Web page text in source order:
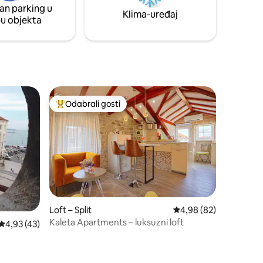
minuta hoda.
parking u
objekta
Klima-uređaj
ocjena: 4,93/5, recenzija: 43
4,93 (43)
Među najviše rangiranima s oznakom „Odabrali gosti”
Odabrali gosti
Loft – Split Prosječna ocjena:
4,98 (82)
Kaleta Apartments – luksuzni loft